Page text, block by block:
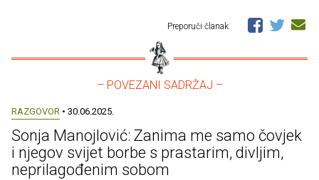
Preporuči članak
– POVEZANI SADRŽAJ –
RAZGOVOR • 30.06.2025.
Sonja Manojlović: Zanima me samo čovjek
i njegov svijet borbe s prastarim, divljim,
neprilagođenim sobom